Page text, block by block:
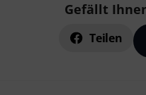
Gefällt
Teilen